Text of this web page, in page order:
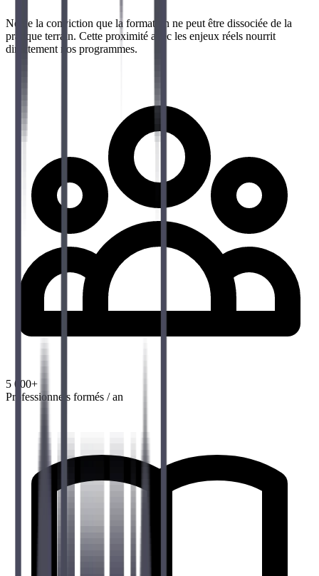
Né de la conviction que la formation ne peut être dissociée de la
pratique terrain. Cette proximité avec les enjeux réels nourrit
directement nos programmes.
5 000+
Professionnels formés / an